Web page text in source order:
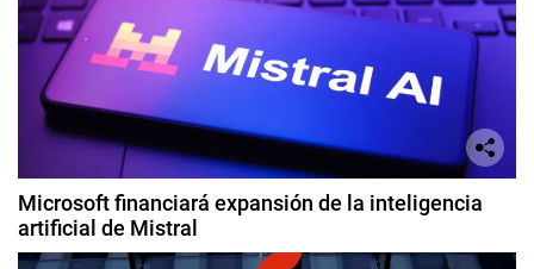
Microsoft financiará expansión de la inteligencia
artificial de Mistral